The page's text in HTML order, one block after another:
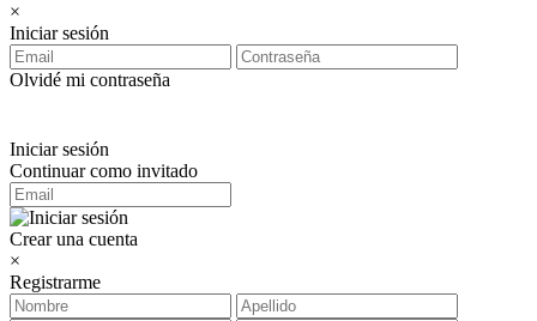
×
Iniciar sesión
Olvidé mi contraseña
Iniciar sesión
Continuar como invitado
Crear una cuenta
×
Registrarme